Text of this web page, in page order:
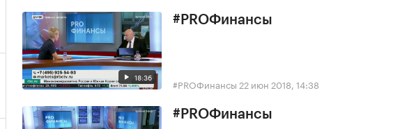
18:36
#PROФинансы
#PROФинансы 22 июн 2018, 14:38
#PROФинансы